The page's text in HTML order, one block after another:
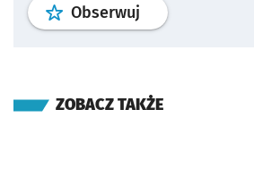
Obserwuj profil
ZOBACZ TAKŻE